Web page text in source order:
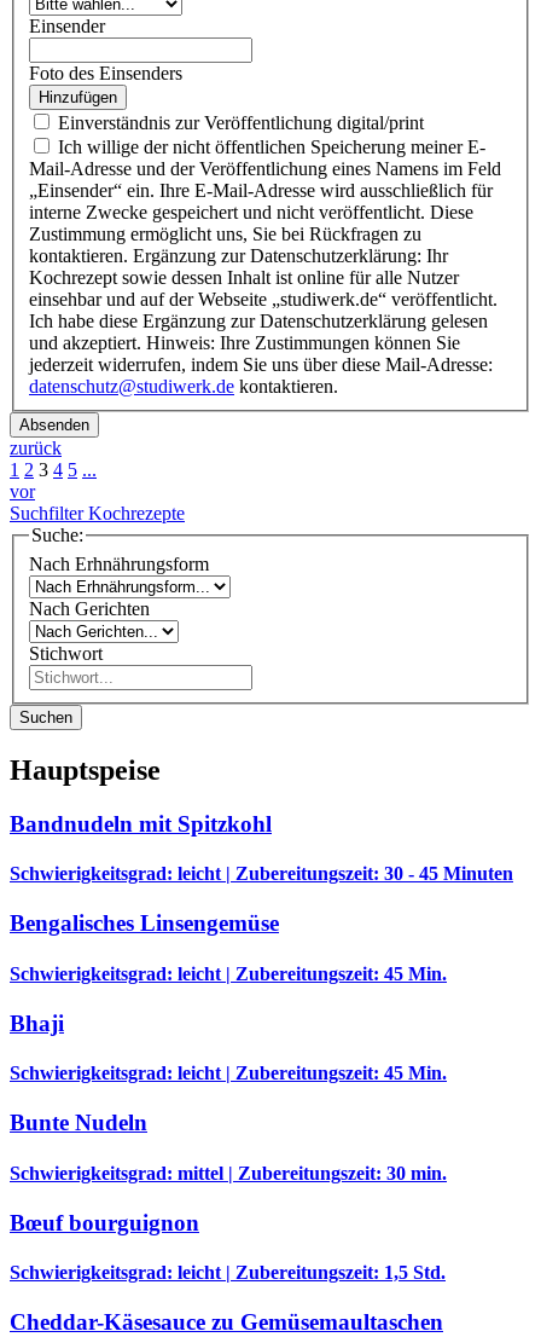
Einsender
Foto des Einsenders
Hinzufügen
Einverständnis zur Veröffentlichung digital/print
Ich willige der nicht öffentlichen Speicherung meiner E-
Mail-Adresse und der Veröffentlichung eines Namens im Feld
„Einsender“ ein. Ihre E-Mail-Adresse wird ausschließlich für
interne Zwecke gespeichert und nicht veröffentlicht. Diese
Zustimmung ermöglicht uns, Sie bei Rückfragen zu
kontaktieren. Ergänzung zur Datenschutzerklärung: Ihr
Kochrezept sowie dessen Inhalt ist online für alle Nutzer
einsehbar und auf der Webseite „studiwerk.de“ veröffentlicht.
Ich habe diese Ergänzung zur Datenschutzerklärung gelesen
und akzeptiert. Hinweis: Ihre Zustimmungen können Sie
jederzeit widerrufen, indem Sie uns über diese Mail-Adresse:
datenschutz@studiwerk.de kontaktieren.
Absenden
zurück
1 2 3 4 5 ...
vor
Suchfilter Kochrezepte
Suche:
Nach Erhnährungsform
Nach Gerichten
Stichwort
Suchen
Hauptspeise
Bandnudeln mit Spitzkohl
Schwierigkeitsgrad: leicht | Zubereitungszeit: 30 - 45 Minuten
Bengalisches Linsengemüse
Schwierigkeitsgrad: leicht | Zubereitungszeit: 45 Min.
Bhaji
Schwierigkeitsgrad: leicht | Zubereitungszeit: 45 Min.
Bunte Nudeln
Schwierigkeitsgrad: mittel | Zubereitungszeit: 30 min.
Bœuf bourguignon
Schwierigkeitsgrad: leicht | Zubereitungszeit: 1,5 Std.
Cheddar-Käsesauce zu Gemüsemaultaschen